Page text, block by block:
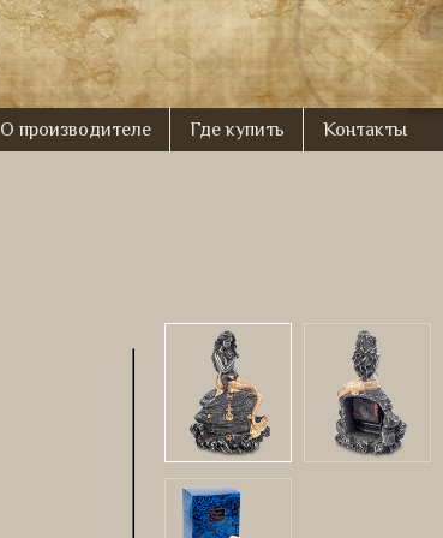
О производителе Где купить Контакты